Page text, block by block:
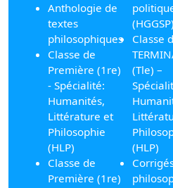
Anthologie de
textes
philosophiques
Classe de
Première (1re)
- Spécialité:
Humanités,
Littérature et
Philosophie
(HLP)
Classe de
Première (1re)
(HGGSP)
Classe
(Tle) –
(HLP)